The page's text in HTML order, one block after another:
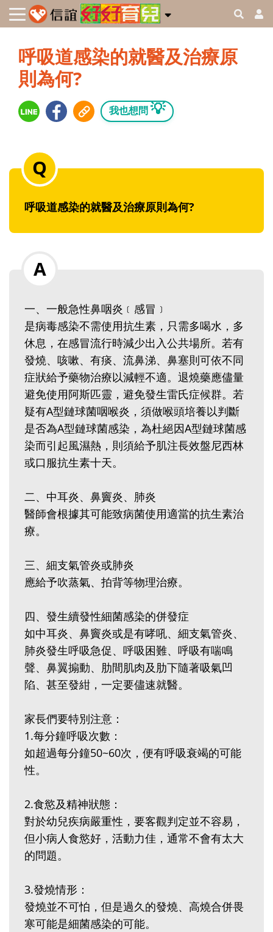
呼吸道感染的就醫及治療原
則為何?
我也想問 💡
呼吸道感染的就醫及治療原則為何?
一、一般急性鼻咽炎﹝感冒﹞
是病毒感染不需使用抗生素，只需多喝水，多
休息，在感冒流行時減少出入公共場所。若有
發燒、咳嗽、有痰、流鼻涕、鼻塞則可依不同
症狀給予藥物治療以減輕不適。退燒藥應儘量
避免使用阿斯匹靈，避免發生雷氏症候群。若
疑有A型鏈球菌咽喉炎，須做喉頭培養以判斷
是否為A型鏈球菌感染，為杜絕因A型鏈球菌感
染而引起風濕熱，則須給予肌注長效盤尼西林
或口服抗生素十天。
二、中耳炎、鼻竇炎、肺炎
醫師會根據其可能致病菌使用適當的抗生素治
療。
三、細支氣管炎或肺炎
應給予吹蒸氣、拍背等物理治療。
四、發生續發性細菌感染的併發症
如中耳炎、鼻竇炎或是有哮吼、細支氣管炎、
肺炎發生呼吸急促、呼吸困難、呼吸有喘鳴
聲、鼻翼搧動、肋間肌肉及肋下隨著吸氣凹
陷、甚至發紺，一定要儘速就醫。
家長們要特別注意：
1.每分鐘呼吸次數：
如超過每分鐘50~60次，便有呼吸衰竭的可能
性。
2.食慾及精神狀態：
對於幼兒疾病嚴重性，要客觀判定並不容易，
但小病人食慾好，活動力佳，通常不會有太大
的問題。
3.發燒情形：
發燒並不可怕，但是過久的發燒、高燒合併畏
寒可能是細菌感染的可能。